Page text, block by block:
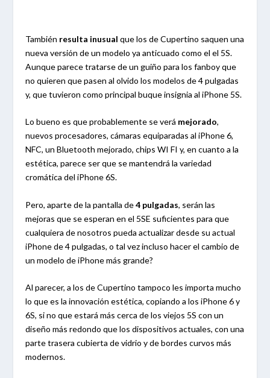
También resulta inusual que los de Cupertino saquen una
nueva versión de un modelo ya anticuado como el el 5S.
Aunque parece tratarse de un guiño para los fanboy que
no quieren que pasen al olvido los modelos de 4 pulgadas
y, que tuvieron como principal buque insignia al iPhone 5S.
Lo bueno es que probablemente se verá mejorado,
nuevos procesadores, cámaras equiparadas al iPhone 6,
NFC, un Bluetooth mejorado, chips WI FI y, en cuanto a la
estética, parece ser que se mantendrá la variedad
cromática del iPhone 6S.
Pero, aparte de la pantalla de4 pulgadas, serán las
mejoras que se esperan en el 5SE suficientes para que
cualquiera de nosotros pueda actualizar desde su actual
iPhone de 4 pulgadas, o tal vez incluso hacer el cambio de
un modelo de iPhone más grande?
Al parecer, a los de Cupertino tampoco les importa mucho
lo que es la innovación estética, copiando a los iPhone 6 y
6S, si no que estará más cerca de los viejos 5S con un
diseño más redondo que los dispositivos actuales, con una
parte trasera cubierta de vidrio y de bordes curvos más
modernos.